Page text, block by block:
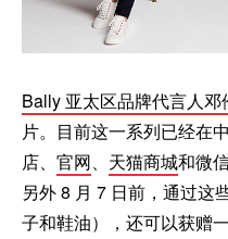
Bally 亚太区品牌代言人邓
片。目前这一系列已经在
店、 官网、 天猫商城和微
另外 8 月 7 日前，通过这
子和鞋油），还可以获赠